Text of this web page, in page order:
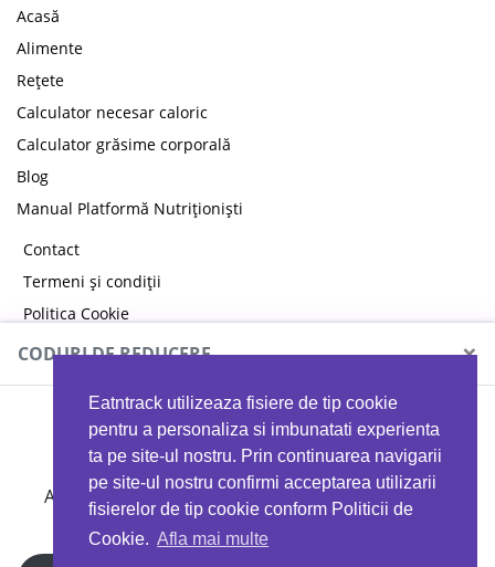
Eatntrack utilizeaza fisiere de tip cookie
pentru a personaliza si imbunatati experienta
ta pe site-ul nostru. Prin continuarea navigarii
pe site-ul nostru confirmi acceptarea utilizarii
fisierelor de tip cookie conform Politicii de
Cookie. Afla mai multe
Acasă
Alimente
Rețete
Calculator necesar caloric
Calculator grăsime corporală
Blog
Manual Platformă Nutriționiști
Contact
Termeni și condiții
Politica Cookie
Politica de confidențialitate
CODURI DE REDUCERE ×
MYPROTEIN
Ai 40%reducere la orice comandă folosind codul
EATTRACK